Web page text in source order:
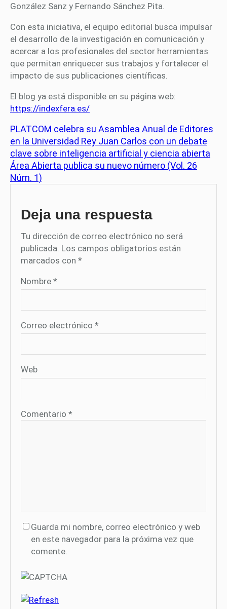
González Sanz y Fernando Sánchez Pita.
Con esta iniciativa, el equipo editorial busca impulsar
el desarrollo de la investigación en comunicación y
acercar a los profesionales del sector herramientas
que permitan enriquecer sus trabajos y fortalecer el
impacto de sus publicaciones científicas.
El blog ya está disponible en su página web:
https://indexfera.es/
PLATCOM celebra su Asamblea Anual de Editores
en la Universidad Rey Juan Carlos con un debate
clave sobre inteligencia artificial y ciencia abierta
Área Abierta publica su nuevo número (Vol. 26
Núm. 1)
Deja una respuesta
Tu dirección de correo electrónico no será
publicada. Los campos obligatorios están
marcados con *
Nombre *
Correo electrónico *
Web
Comentario *
Guarda mi nombre, correo electrónico y web
en este navegador para la próxima vez que
comente.